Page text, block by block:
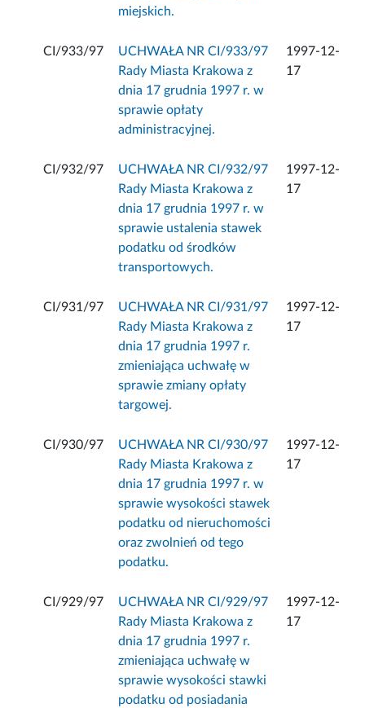
miejskich.
CI/933/97
UCHWAŁA NR CI/933/97
Rady Miasta Krakowa z
dnia 17 grudnia 1997 r. w
sprawie opłaty
administracyjnej.
1997-12-
17
CI/932/97
UCHWAŁA NR CI/932/97
Rady Miasta Krakowa z
dnia 17 grudnia 1997 r. w
sprawie ustalenia stawek
podatku od środków
transportowych.
1997-12-
17
CI/931/97
UCHWAŁA NR CI/931/97
Rady Miasta Krakowa z
dnia 17 grudnia 1997 r.
zmieniająca uchwałę w
sprawie zmiany opłaty
targowej.
1997-12-
17
CI/930/97
UCHWAŁA NR CI/930/97
Rady Miasta Krakowa z
dnia 17 grudnia 1997 r. w
sprawie wysokości stawek
podatku od nieruchomości
oraz zwolnień od tego
podatku.
1997-12-
17
CI/929/97
UCHWAŁA NR CI/929/97
Rady Miasta Krakowa z
dnia 17 grudnia 1997 r.
zmieniająca uchwałę w
sprawie wysokości stawki
podatku od posiadania
1997-12-
17